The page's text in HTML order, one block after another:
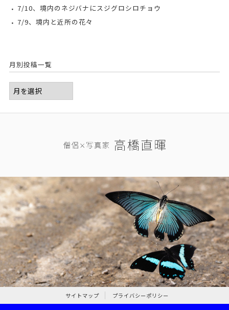
7/10、境内のネジバナにスジグロシロチョウ
7/9、境内と近所の花々
月別投稿一覧
サイトマップ プライバシーポリシー